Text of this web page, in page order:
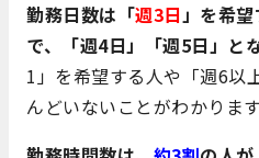
勤務日数は「週3日」を希
で、「週4日」「週5日」と
1」を希望する人や「週6以
んどいないことがわかります